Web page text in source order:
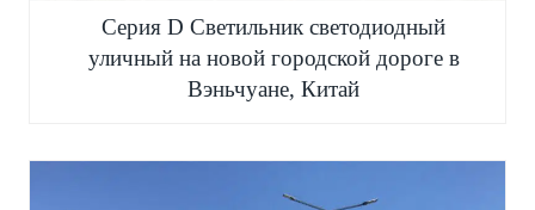
Серия D Светильник светодиодный
уличный на новой городской дороге в
Вэньчуане, Китай